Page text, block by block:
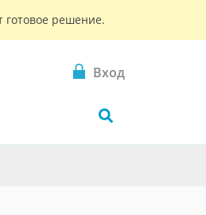
готовое решение.
Вход